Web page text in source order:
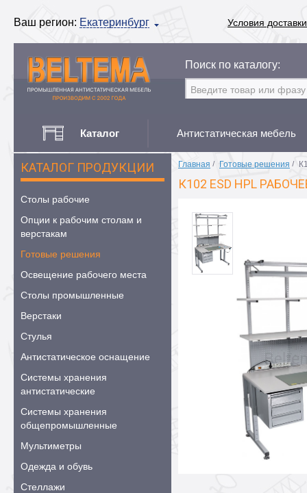
Ваш регион: Екатеринбург Условия доставки
Поиск по каталогу:
Каталог Антистатическая мебель
КАТАЛОГ ПРОДУКЦИИ
Столы рабочие
Опции к рабочим столам и
верстакам
Готовые решения
Освещение рабочего места
Столы промышленные
Верстаки
Стулья
Антистатическое оснащение
Системы хранения
антистатические
Системы хранения
общепромышленные
Мультиметры
Одежда и обувь
Стеллажи
Главная / Готовые решения /
К102 ESD HPL